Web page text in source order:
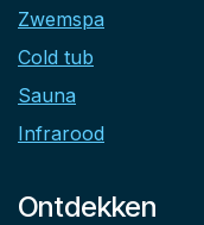
Zwemspa
Cold tub
Sauna
Infrarood
Ontdekken